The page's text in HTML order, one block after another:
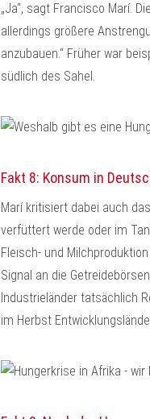
„Ja“, sagt Francisco Marí.
allerdings größere
anzubauen.“ Früher war
südlich des Sahel.
Fakt 8: Konsum in
Marí kritisiert dabei auch
verfüttert werde oder im
Fleisch- und
Signal an die
Industrieländer tatsächlich
im Herbst